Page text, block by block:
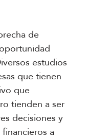
de
estudios
que tienen
que
tienden a ser
decisiones y
a